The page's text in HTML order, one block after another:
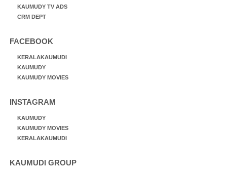
KAUMUDY TV ADS
CRM DEPT
FACEBOOK
KERALAKAUMUDI
KAUMUDY
KAUMUDY MOVIES
INSTAGRAM
KAUMUDY
KAUMUDY MOVIES
KERALAKAUMUDI
KAUMUDI GROUP